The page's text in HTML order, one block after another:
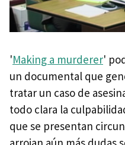
'Making a murderer'
un documental que
tratar un caso de
todo clara la
que se presentan